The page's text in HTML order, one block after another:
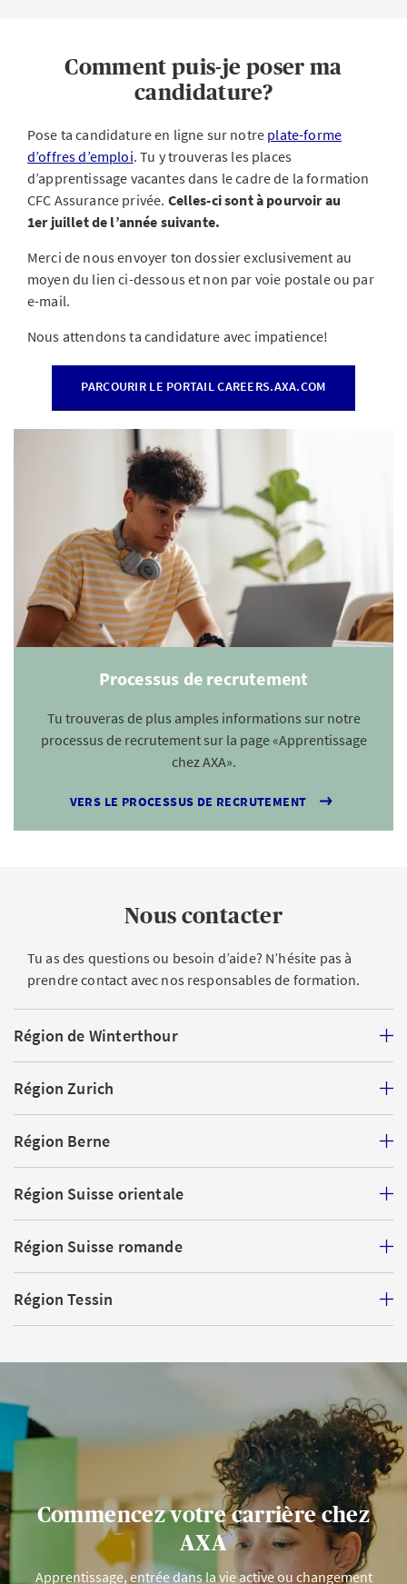
Comment puis-je poser ma
candidature?
Pose ta candidature en ligne sur notre plate-forme
d’offres d’emploi. Tu y trouveras les places
d’apprentissage vacantes dans le cadre de la formation
CFC Assurance privée. Celles-ci sont à pourvoir au
1er juillet de l’année suivante.
Merci de nous envoyer ton dossier exclusivement au
moyen du lien ci-dessous et non par voie postale ou par
e-mail.
Nous attendons ta candidature avec impatience!
PARCOURIR LE PORTAIL CAREERS.AXA.COM
Processus de recrutement
Tu trouveras de plus amples informations sur notre
processus de recrutement sur la page «Apprentissage
chez AXA».
VERS LE PROCESSUS DE RECRUTEMENT
Nous contacter
Tu as des questions ou besoin d’aide? N’hésite pas à
prendre contact avec nos responsables de formation.
Région de Winterthour
Région Zurich
Région Berne
Région Suisse orientale
Région Suisse romande
Région Tessin
Commencez votre carrière chez
AXA
Apprentissage, entrée dans la vie active ou changement